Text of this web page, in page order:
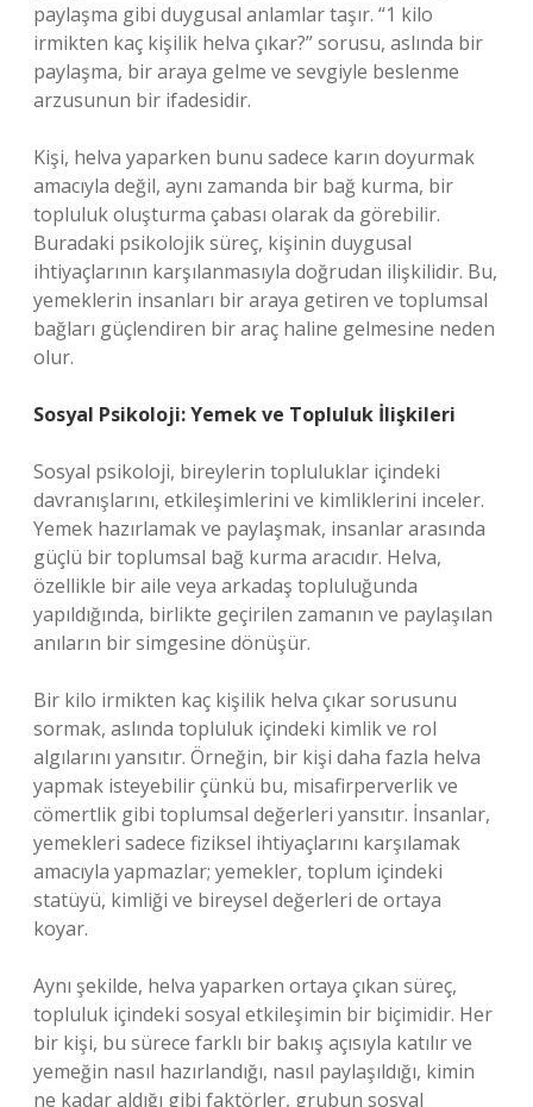
paylaşma gibi duygusal anlamlar taşır. “1 kilo
irmikten kaç kişilik helva çıkar?” sorusu, aslında bir
paylaşma, bir araya gelme ve sevgiyle beslenme
arzusunun bir ifadesidir.
Kişi, helva yaparken bunu sadece karın doyurmak
amacıyla değil, aynı zamanda bir bağ kurma, bir
topluluk oluşturma çabası olarak da görebilir.
Buradaki psikolojik süreç, kişinin duygusal
ihtiyaçlarının karşılanmasıyla doğrudan ilişkilidir. Bu,
yemeklerin insanları bir araya getiren ve toplumsal
bağları güçlendiren bir araç haline gelmesine neden
olur.
Sosyal Psikoloji: Yemek ve Topluluk İlişkileri
Sosyal psikoloji, bireylerin topluluklar içindeki
davranışlarını, etkileşimlerini ve kimliklerini inceler.
Yemek hazırlamak ve paylaşmak, insanlar arasında
güçlü bir toplumsal bağ kurma aracıdır. Helva,
özellikle bir aile veya arkadaş topluluğunda
yapıldığında, birlikte geçirilen zamanın ve paylaşılan
anıların bir simgesine dönüşür.
Bir kilo irmikten kaç kişilik helva çıkar sorusunu
sormak, aslında topluluk içindeki kimlik ve rol
algılarını yansıtır. Örneğin, bir kişi daha fazla helva
yapmak isteyebilir çünkü bu, misafirperverlik ve
cömertlik gibi toplumsal değerleri yansıtır. İnsanlar,
yemekleri sadece fiziksel ihtiyaçlarını karşılamak
amacıyla yapmazlar; yemekler, toplum içindeki
statüyü, kimliği ve bireysel değerleri de ortaya
koyar.
Aynı şekilde, helva yaparken ortaya çıkan süreç,
topluluk içindeki sosyal etkileşimin bir biçimidir. Her
bir kişi, bu sürece farklı bir bakış açısıyla katılır ve
yemeğin nasıl hazırlandığı, nasıl paylaşıldığı, kimin
ne kadar aldığı gibi faktörler, grubun sosyal